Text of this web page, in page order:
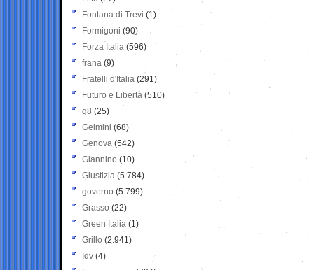
Fontana di Trevi (1)
Formigoni (90)
Forza Italia (596)
frana (9)
Fratelli d'Italia (291)
Futuro e Libertà (510)
g8 (25)
Gelmini (68)
Genova (542)
Giannino (10)
Giustizia (5.784)
governo (5.799)
Grasso (22)
Green Italia (1)
Grillo (2.941)
Idv (4)